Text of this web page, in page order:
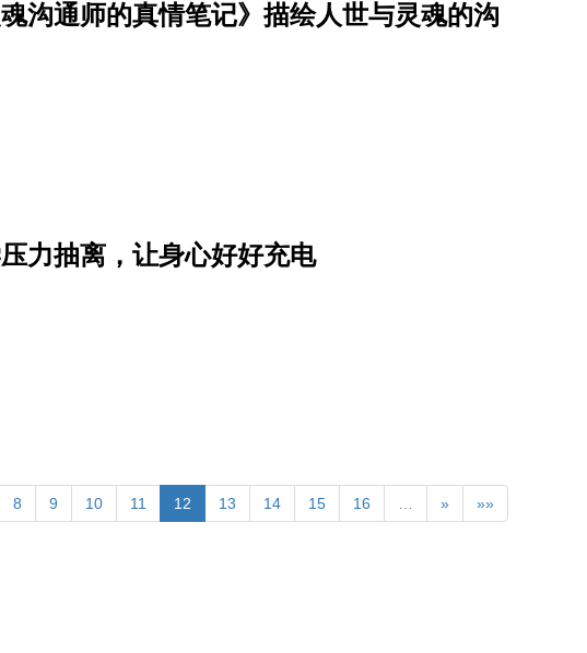
沟通师的真情笔记》描绘人世与灵魂的沟
力抽离，让身心好好充电
8 9 10 11 12 13 14 15 16 … » »»